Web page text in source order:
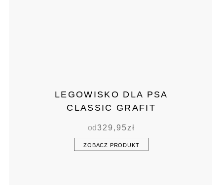
LEGOWISKO DLA PSA
CLASSIC GRAFIT
od329,95zł
ZOBACZ PRODUKT